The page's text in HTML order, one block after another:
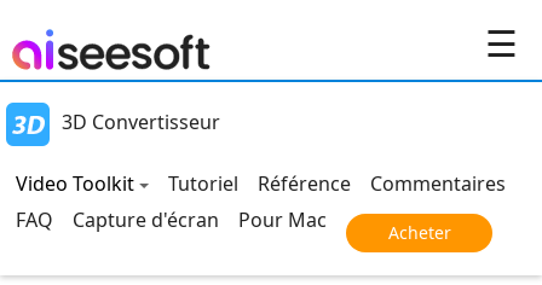
☰
3D Convertisseur
Video Toolkit Tutoriel Référence
Commentaires
FAQ
Capture d'écran Pour Mac Acheter